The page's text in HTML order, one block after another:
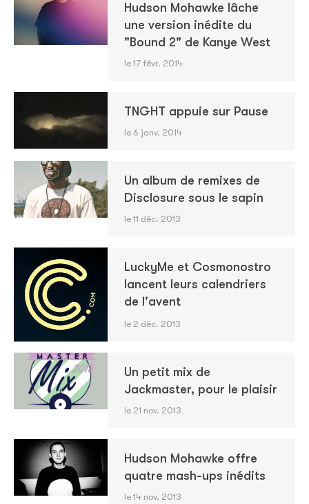
Hudson Mohawke lâche
une version inédite du
"Bound 2" de Kanye West
le 17 févr. 2014
TNGHT appuie sur Pause
le 6 janv. 2014
Un album de remixes de
Disclosure sous le sapin
le 11 déc. 2013
LuckyMe et Cosmonostro
lancent leurs calendriers
de l'avent
le 2 déc. 2013
Un petit mix de
Jackmaster, pour le plaisir
le 21 nov. 2013
Hudson Mohawke offre
quatre mash-ups inédits
le 14 nov. 2013